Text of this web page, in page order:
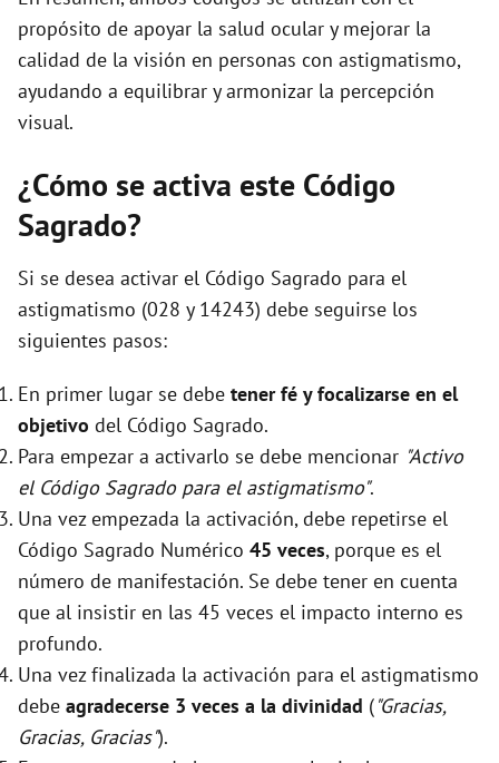
propósito de apoyar la salud ocular y mejorar la
calidad de la visión en personas con astigmatismo,
ayudando a equilibrar y armonizar la percepción
visual.
¿Cómo se activa este Código
Sagrado?
Si se desea activar el Código Sagrado para el
astigmatismo (028 y 14243) debe seguirse los
siguientes pasos:
En primer lugar se debe tener fé y focalizarse en el
objetivo del Código Sagrado.
Para empezar a activarlo se debe mencionar "Activo
el Código Sagrado para el astigmatismo".
Una vez empezada la activación, debe repetirse el
Código Sagrado Numérico 45 veces, porque es el
número de manifestación. Se debe tener en cuenta
que al insistir en las 45 veces el impacto interno es
profundo.
Una vez finalizada la activación para el astigmatismo
debe agradecerse 3 veces a la divinidad ("Gracias,
Gracias, Gracias").